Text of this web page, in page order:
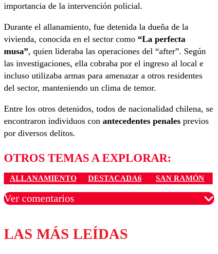
importancia de la intervención policial.
Durante el allanamiento, fue detenida la dueña de la
vivienda, conocida en el sector como “La perfecta
musa”, quien lideraba las operaciones del “after”. Según
las investigaciones, ella cobraba por el ingreso al local e
incluso utilizaba armas para amenazar a otros residentes
del sector, manteniendo un clima de temor.
Entre los otros detenidos, todos de nacionalidad chilena, se
encontraron individuos con antecedentes penales previos
por diversos delitos.
OTROS TEMAS A EXPLORAR:
ALLANAMIENTO DESTACADA6 SAN RAMÓN
Ver comentarios
Los comentarios son moderados para garantizar un
diálogo respetuoso.
LAS MÁS LEÍDAS